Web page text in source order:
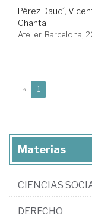
Pérez Daudí,
Chantal
Atelier. Barcelona,
« 1
Materias
CIENCIAS
DERECHO